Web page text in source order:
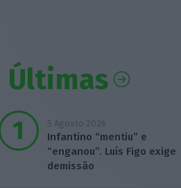
Últimas
5 Agosto 2026
Infantino “mentiu” e
“enganou”. Luís Figo exige
demissão